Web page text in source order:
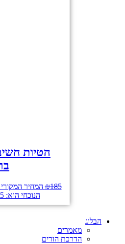
הטיות
₪185 המחיר המקורי
הנוכחי הוא: ₪175.
הבלוג
מאמרים
הדרכת הורים